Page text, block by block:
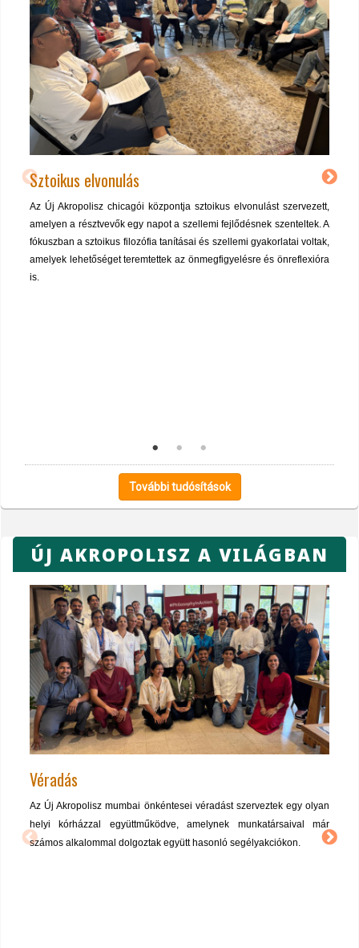
Sztoikus elvonulás
Az Új Akropolisz chicagói központja sztoikus elvonulást szervezett,
amelyen a résztvevők egy napot a szellemi fejlődésnek szenteltek. A
fókuszban a sztoikus filozófia tanításai és szellemi gyakorlatai voltak,
amelyek lehetőséget teremtettek az önmegfigyelésre és önreflexióra
is.
További tudósítások
ÚJ AKROPOLISZ A VILÁGBAN
Véradás
Az Új Akropolisz mumbai önkéntesei véradást szerveztek egy olyan
helyi kórházzal együttműködve, amelynek munkatársaival már
számos alkalommal dolgoztak együtt hasonló segélyakciókon.